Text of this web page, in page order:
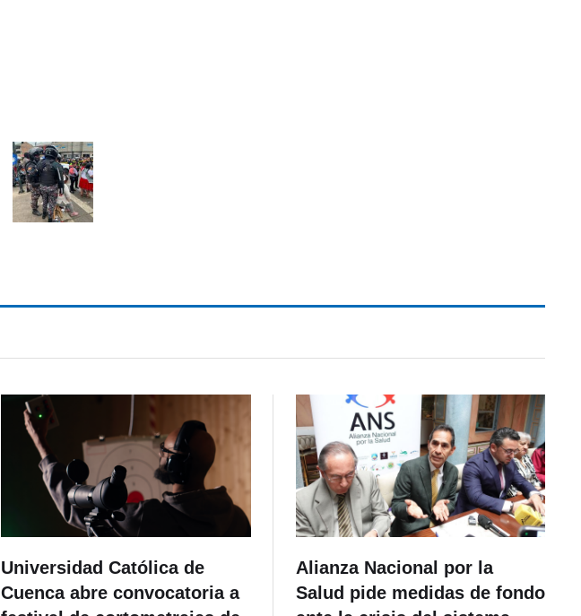
Universidad Católica de
Cuenca abre convocatoria a
Alianza Nacional por la
Salud pide medidas de fondo